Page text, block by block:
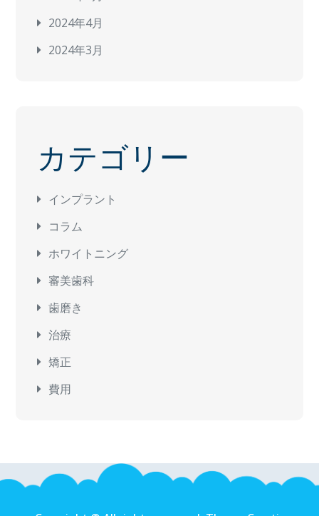
2024年4月
2024年3月
カテゴリー
インプラント
コラム
ホワイトニング
審美歯科
歯磨き
治療
矯正
費用